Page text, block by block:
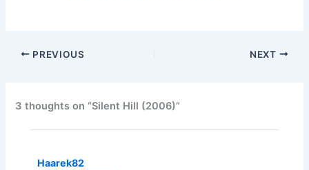
PREVIOUS NEXT
3 thoughts on “Silent Hill (2006)”
Haarek82